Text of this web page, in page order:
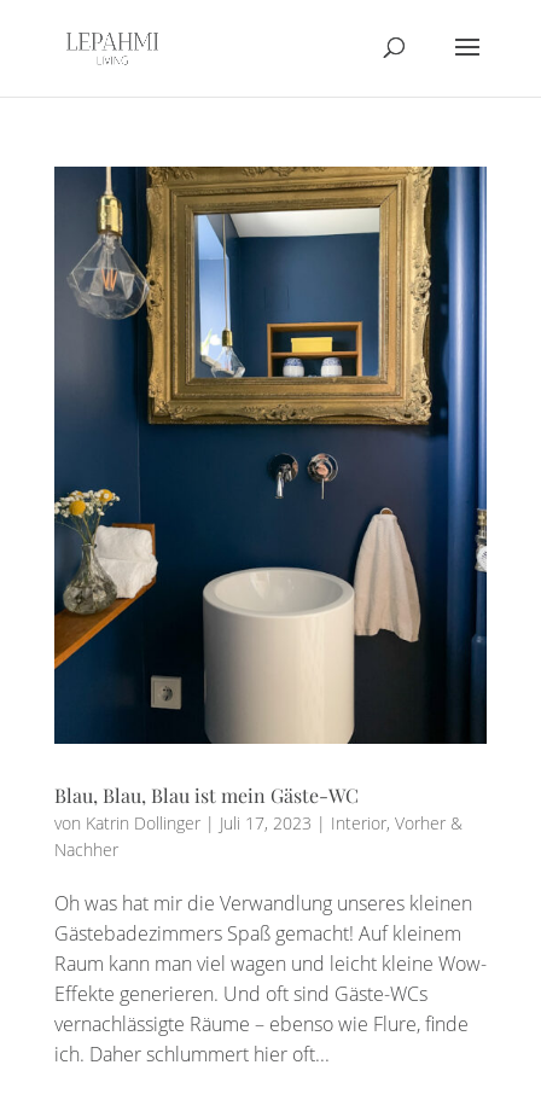
Blau, Blau, Blau ist mein Gäste-WC
von Katrin Dollinger| Juli 17, 2023 | Interior, Vorher &
Nachher
Oh was hat mir die Verwandlung unseres kleinen
Gästebadezimmers Spaß gemacht! Auf kleinem
Raum kann man viel wagen und leicht kleine Wow-
Effekte generieren. Und oft sind Gäste-WCs
vernachlässigte Räume – ebenso wie Flure, finde
ich. Daher schlummert hier oft...